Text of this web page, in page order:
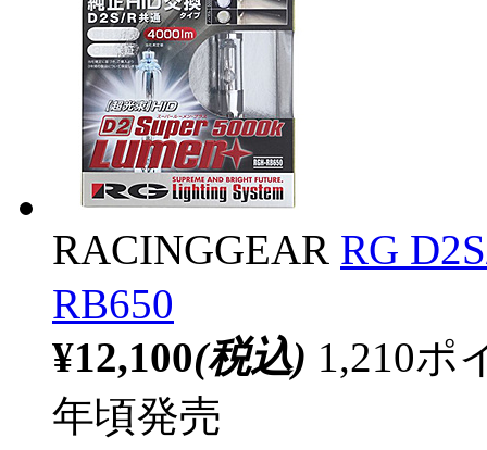
RACINGGEAR RG
RB650
¥12,100(税込) 1,210ポ
年頃発売